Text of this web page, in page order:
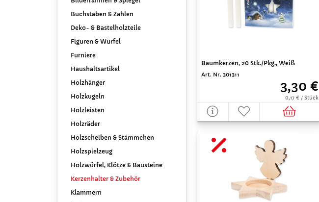
Buchstaben & Zahlen
Deko- & Bastelholzteile
Figuren & Würfel
Furniere
Haushaltsartikel
Holzhänger
Holzkugeln
Holzleisten
Holzräder
Holzscheiben & Stämmchen
Holzspielzeug
Holzwürfel, Klötze & Bausteine
Kerzenhalter & Zubehör
Klammern
Baumkerzen, 20 Stk./Pkg., Weiß
Art. Nr. 301311
3,30 €
0,17 € / Stück